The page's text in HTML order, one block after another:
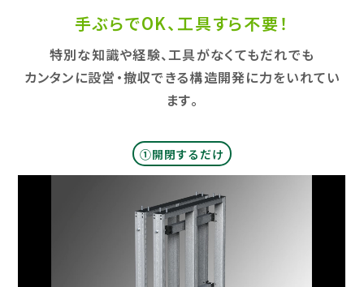
手ぶらでOK、工具すら不要！
特別な知識や経験、工具がなくてもだれでも​
カンタンに設営・撤収できる構造開発に力をいれてい
ます。​
①開閉するだけ​